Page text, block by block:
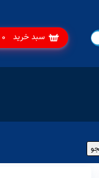
سبد خرید 0